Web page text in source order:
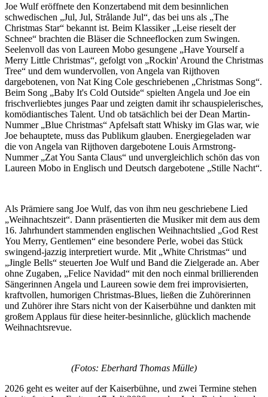
Joe Wulf eröffnete den Konzertabend mit dem besinnlichen
schwedischen „Jul, Jul, Strålande Jul“, das bei uns als „The
Christmas Star“ bekannt ist. Beim Klassiker „Leise rieselt der
Schnee“ brachten die Bläser die Schneeflocken zum Swingen.
Seelenvoll das von Laureen Mobo gesungene „Have Yourself a
Merry Little Christmas“, gefolgt von „Rockin' Around the Christmas
Tree“ und dem wundervollen, von Angela van Rijthoven
dargebotenen, von Nat King Cole geschriebenen „Christmas Song“.
Beim Song „Baby It's Cold Outside“ spielten Angela und Joe ein
frischverliebtes junges Paar und zeigten damit ihr schauspielerisches,
komödiantisches Talent. Und ob tatsächlich bei der Dean Martin-
Nummer „Blue Christmas“ Apfelsaft statt Whisky im Glas war, wie
Joe behauptete, muss das Publikum glauben. Energiegeladen war
die von Angela van Rijthoven dargebotene Louis Armstrong-
Nummer „Zat You Santa Claus“ und unvergleichlich schön das von
Laureen Mobo in Englisch und Deutsch dargebotene „Stille Nacht“.
Als Prämiere sang Joe Wulf, das von ihm neu geschriebene Lied
„Weihnachtszeit“. Dann präsentierten die Musiker mit dem aus dem
16. Jahrhundert stammenden englischen Weihnachtslied „God Rest
You Merry, Gentlemen“ eine besondere Perle, wobei das Stück
swingend-jazzig interpretiert wurde. Mit „White Christmas“ und
„Jingle Bells“ steuerten Joe Wulf und Band die Zielgerade an. Aber
ohne Zugaben, „Felice Navidad“ mit den noch einmal brillierenden
Sängerinnen Angela und Laureen sowie dem frei improvisierten,
kraftvollen, humorigen Christmas-Blues, ließen die Zuhörerinnen
und Zuhörer ihre Stars nicht von der Kaiserbühne und dankten mit
großem Applaus für diese heiter-besinnliche, glücklich machende
Weihnachtsrevue.
(Fotos: Eberhard Thomas Mülle)
2026 geht es weiter auf der Kaiserbühne, und zwei Termine stehen